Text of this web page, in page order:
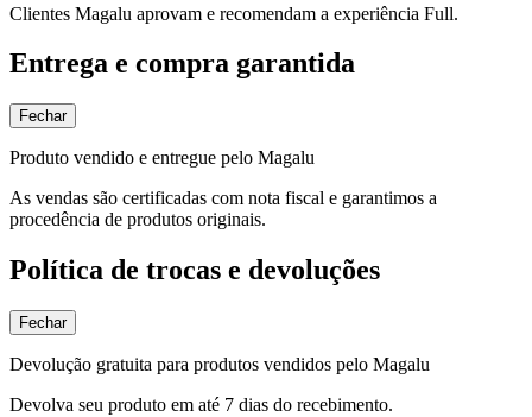
Clientes Magalu aprovam e recomendam a experiência Full.
Entrega e compra garantida
Fechar
Produto vendido e entregue pelo Magalu
As vendas são certificadas com nota fiscal e garantimos a
procedência de produtos originais.
Política de trocas e devoluções
Fechar
Devolução gratuita para produtos vendidos pelo Magalu
Devolva seu produto em até 7 dias do recebimento.